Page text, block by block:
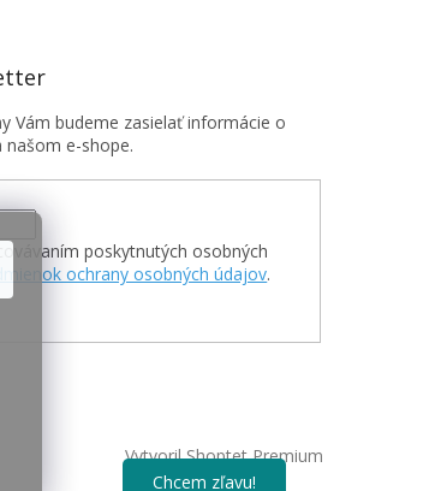
Vám budeme zasielať informácie o
e-shope.
poskytnutých osobných
ochrany osobných údajov.
Vytvoril Shoptet Premium
Chcem zľavu!